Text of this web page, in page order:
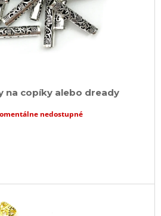
na copíky alebo dready
nedostupné